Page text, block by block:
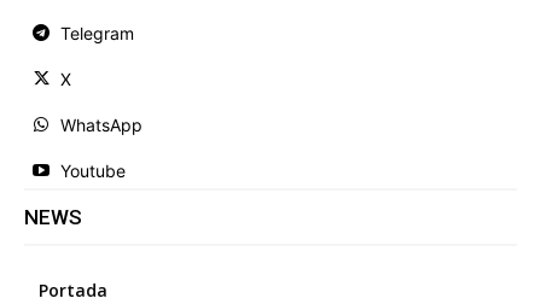
Telegram
X
WhatsApp
Youtube
NEWS
Portada